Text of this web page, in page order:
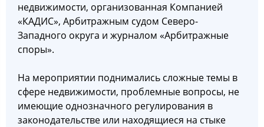
недвижимости, организованная Компанией
«КАДИС», Арбитражным судом Северо-
Западного округа и журналом «Арбитражные
споры».
На мероприятии поднимались сложные темы в
сфере недвижимости, проблемные вопросы, не
имеющие однозначного регулирования в
законодательстве или находящиеся на стыке